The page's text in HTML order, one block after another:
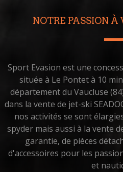
NOTRE PASSION À
Sport Evasion est une
située à Le Pontet à 10
département du Vaucluse
dans la vente de jet-ski
nos activités se sont
spyder mais aussi à la vente
garantie, de pièces
d'accessoires pour les
et